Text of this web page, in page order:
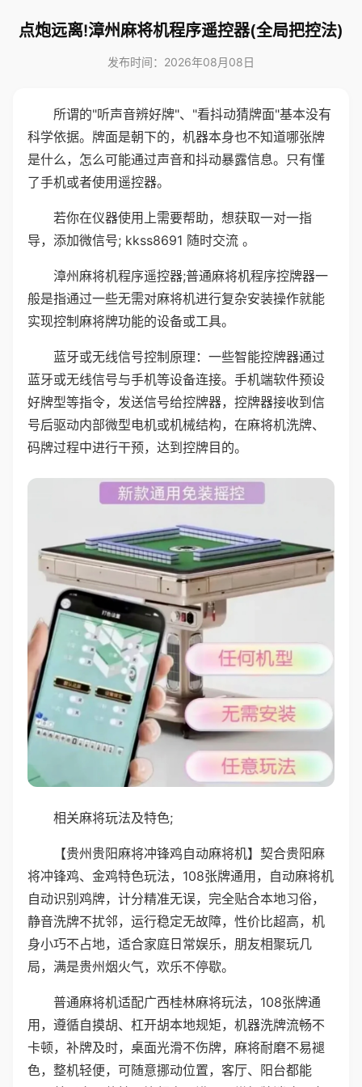
点炮远离!漳州麻将机程序遥控器(全局把控法)
发布时间：2026年08月08日
所谓的"听声音辨好牌"、"看抖动猜牌面"基本没有
科学依据。牌面是朝下的，机器本身也不知道哪张牌
是什么，怎么可能通过声音和抖动暴露信息。只有懂
了手机或者使用遥控器。
若你在仪器使用上需要帮助，想获取一对一指
导，添加微信号; kkss8691 随时交流 。
漳州麻将机程序遥控器;普通麻将机程序控牌器一
般是指通过一些无需对麻将机进行复杂安装操作就能
实现控制麻将牌功能的设备或工具。
蓝牙或无线信号控制原理：一些智能控牌器通过
蓝牙或无线信号与手机等设备连接。手机端软件预设
好牌型等指令，发送信号给控牌器，控牌器接收到信
号后驱动内部微型电机或机械结构，在麻将机洗牌、
码牌过程中进行干预，达到控牌目的。
相关麻将玩法及特色;
【贵州贵阳麻将冲锋鸡自动麻将机】契合贵阳麻
将冲锋鸡、金鸡特色玩法，108张牌通用，自动麻将机
自动识别鸡牌，计分精准无误，完全贴合本地习俗，
静音洗牌不扰邻，运行稳定无故障，性价比超高，机
身小巧不占地，适合家庭日常娱乐，朋友相聚玩几
局，满是贵州烟火气，欢乐不停歇。
普通麻将机适配广西桂林麻将玩法，108张牌通
用，遵循自摸胡、杠开胡本地规矩，机器洗牌流畅不
卡顿，补牌及时，桌面光滑不伤牌，麻将耐磨不易褪
色，整机轻便，可随意挪动位置，客厅、阳台都能